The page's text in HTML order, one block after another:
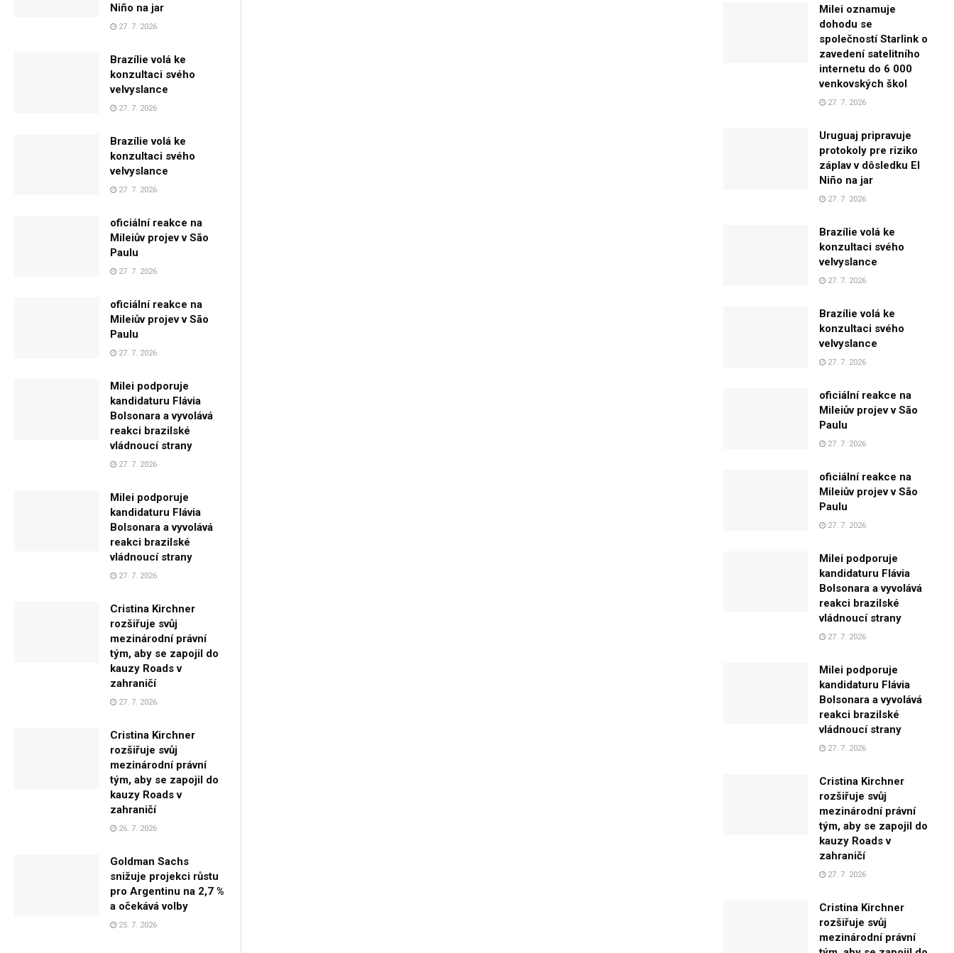
Niño na jar
27. 7. 2026
Brazílie volá ke
konzultaci svého
velvyslance
27. 7. 2026
Brazílie volá ke
konzultaci svého
velvyslance
27. 7. 2026
oficiální reakce na
Mileiův projev v São
Paulu
27. 7. 2026
oficiální reakce na
Mileiův projev v São
Paulu
27. 7. 2026
Milei podporuje
kandidaturu Flávia
Bolsonara a vyvolává
reakci brazilské
vládnoucí strany
27. 7. 2026
Milei podporuje
kandidaturu Flávia
Bolsonara a vyvolává
reakci brazilské
vládnoucí strany
27. 7. 2026
Cristina Kirchner
rozšiřuje svůj
mezinárodní právní
tým, aby se zapojil do
kauzy Roads v
zahraničí
27. 7. 2026
Cristina Kirchner
rozšiřuje svůj
mezinárodní právní
tým, aby se zapojil do
kauzy Roads v
zahraničí
26. 7. 2026
Goldman Sachs
snižuje projekci růstu
pro Argentinu na 2,7 %
a očekává volby
25. 7. 2026
Milei oznamuje
dohodu se
společností Starlink o
zavedení satelitního
internetu do 6 000
venkovských škol
27. 7. 2026
Uruguaj pripravuje
protokoly pre riziko
záplav v dôsledku El
Niño na jar
27. 7. 2026
Brazílie volá ke
konzultaci svého
velvyslance
27. 7. 2026
Brazílie volá ke
konzultaci svého
velvyslance
27. 7. 2026
oficiální reakce na
Mileiův projev v São
Paulu
27. 7. 2026
oficiální reakce na
Mileiův projev v São
Paulu
27. 7. 2026
Milei podporuje
kandidaturu Flávia
Bolsonara a vyvolává
reakci brazilské
vládnoucí strany
27. 7. 2026
Milei podporuje
kandidaturu Flávia
Bolsonara a vyvolává
reakci brazilské
vládnoucí strany
27. 7. 2026
Cristina Kirchner
rozšiřuje svůj
mezinárodní právní
tým, aby se zapojil do
kauzy Roads v
zahraničí
27. 7. 2026
Cristina Kirchner
rozšiřuje svůj
mezinárodní právní